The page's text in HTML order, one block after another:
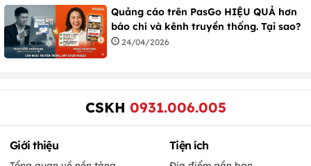
Quảng cáo trên PasGo HIỆU QUẢ hơn
báo chí và kênh truyền thống. Tại sao?
24/04/2026
CSKH 0931.006.005
Giới thiệu Tiện ích